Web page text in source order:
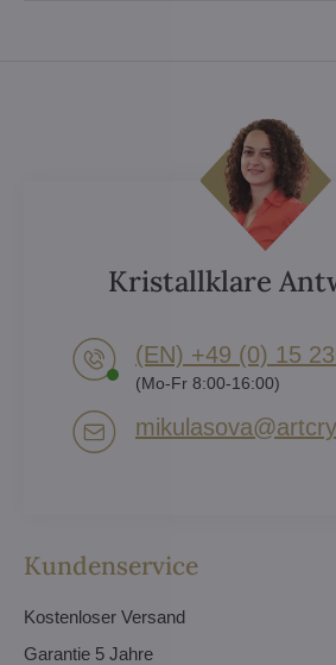
Kundenservice
Kostenloser Versand
Garantie 5 Jahre
Kristallklare
(EN) +49 (0) 15
(Mo-Fr 8:00-16:00)